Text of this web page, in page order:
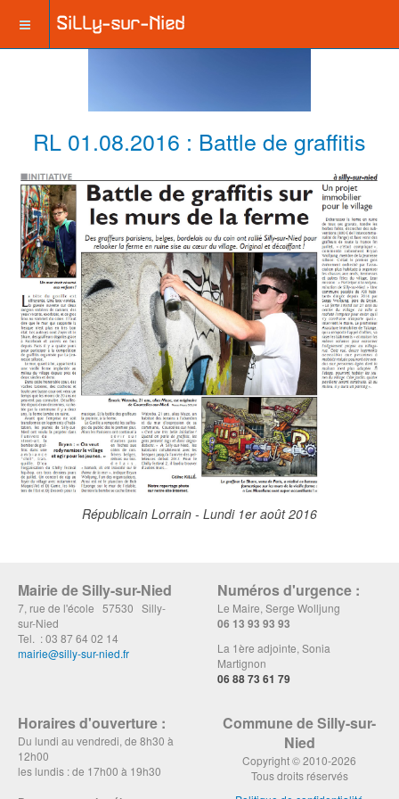
RL 01.08.2016 : Battle de graffitis
Républicain Lorrain - Lundi 1er août 2016
Mairie de Silly-sur-Nied
7, rue de l'école 57530 Silly-
sur-Nied
Tel. : 03 87 64 02 14
mairie@silly-sur-nied.fr
Numéros d'urgence :
Le Maire, Serge Wolljung
06 13 93 93 93
La 1ère adjointe, Sonia
Martignon
06 88 73 61 79
Horaires d'ouverture :
Du lundi au vendredi, de 8h30 à
12h00
les lundis : de 17h00 à 19h30
Commune de Silly-sur-
Nied
Copyright © 2010-2026
Tous droits réservés